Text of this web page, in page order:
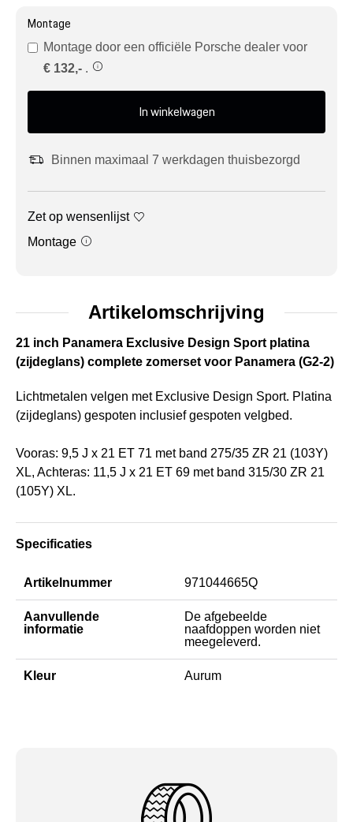
Montage
Montage door een officiële Porsche dealer voor
€ 132,- .
In winkelwagen
Binnen maximaal 7 werkdagen thuisbezorgd
Zet op wensenlijst
Montage
Artikelomschrijving
21 inch Panamera Exclusive Design Sport platina
(zijdeglans) complete zomerset voor Panamera (G2-2)
Lichtmetalen velgen met Exclusive Design Sport. Platina
(zijdeglans) gespoten inclusief gespoten velgbed.
Vooras: 9,5 J x 21 ET 71 met band 275/35 ZR 21 (103Y)
XL, Achteras: 11,5 J x 21 ET 69 met band 315/30 ZR 21
(105Y) XL.
Specificaties
Artikelnummer 971044665Q
Aanvullende
informatie
De afgebeelde
naafdoppen worden niet
meegeleverd.
Kleur Aurum